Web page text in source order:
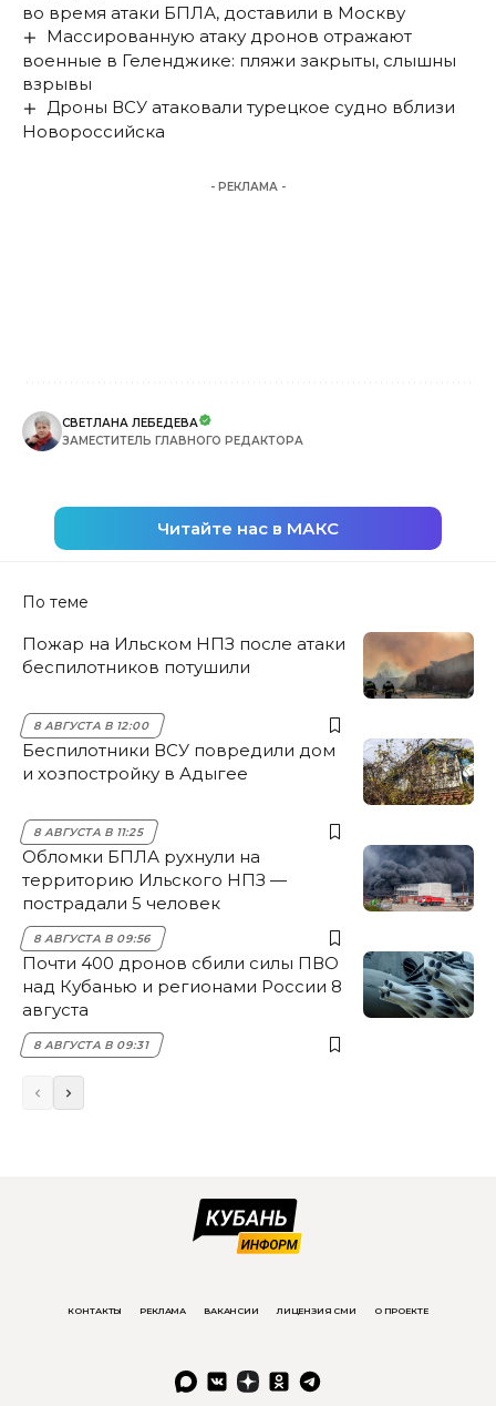
во время атаки БПЛА, доставили в Москву
Массированную атаку дронов отражают
военные в Геленджике: пляжи закрыты, слышны
взрывы
Дроны ВСУ атаковали турецкое судно вблизи
Новороссийска
- РЕКЛАМА -
СВЕТЛАНА ЛЕБЕДЕВА
ЗАМЕСТИТЕЛЬ ГЛАВНОГО РЕДАКТОРА
Читайте нас в МАКС
По теме
Пожар на Ильском НПЗ после атаки
беспилотников потушили
8 АВГУСТА В 12:00
Беспилотники ВСУ повредили дом
и хозпостройку в Адыгее
8 АВГУСТА В 11:25
Обломки БПЛА рухнули на
территорию Ильского НПЗ —
пострадали 5 человек
8 АВГУСТА В 09:56
Почти 400 дронов сбили силы ПВО
над Кубанью и регионами России 8
августа
8 АВГУСТА В 09:31
КОНТАКТЫ РЕКЛАМА ВАКАНСИИ ЛИЦЕНЗИЯ СМИ О ПРОЕКТЕ